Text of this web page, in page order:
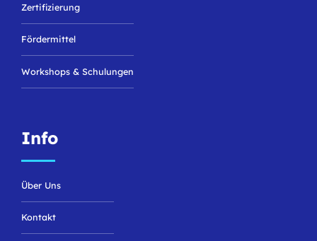
Zertifizierung
Fördermittel
Workshops & Schulungen
Info
Über Uns
Kontakt